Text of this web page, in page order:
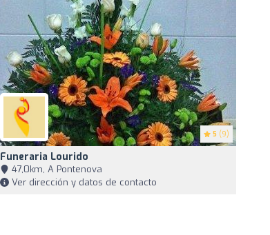
5 (9)
Funeraria Lourido
47,0km, A Pontenova
Ver dirección y datos de contacto